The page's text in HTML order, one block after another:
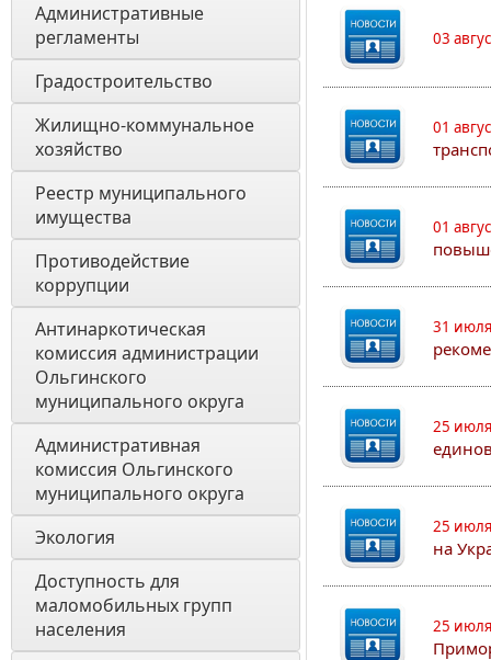
Административные
регламенты
Градостроительство
Жилищно-коммунальное
хозяйство
Реестр муниципального
имущества
Противодействие
коррупции
Антинаркотическая
комиссия администрации
Ольгинского
муниципального округа
Административная
комиссия Ольгинского
муниципального округа
Экология
Доступность для
маломобильных групп
населения
03
01
01
31
25
25
на
25